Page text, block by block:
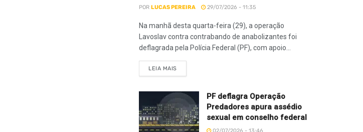
POR LUCAS PEREIRA 29/07/2026 - 11:35
Na manhã desta quarta-feira (29), a operação
Lavoslav contra contrabando de anabolizantes foi
deflagrada pela Polícia Federal (PF), com apoio...
LEIA MAIS
PF deflagra Operação
Predadores apura assédio
sexual em conselho federal
02/07/2026 - 13:46